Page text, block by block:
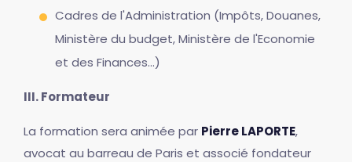
Cadres de l'Administration (Impôts, Douanes,
Ministère du budget, Ministère de l'Economie
et des Finances...)
III. Formateur
La formation sera animée par Pierre LAPORTE,
avocat au barreau de Paris et associé fondateur